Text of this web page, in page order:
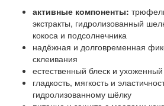
активные компоненты:
экстракты, гидролизованный
кокоса и подсолнечника
надёжная и долговременная
склеивания
естественный блеск и
гладкость, мягкость и
гидролизованному шёлку